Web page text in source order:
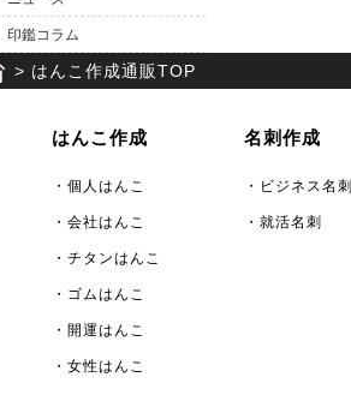
印鑑コラム
> はんこ作成通販TOP
はんこ作成
・個人はんこ
・会社はんこ
・チタンはんこ
・ゴムはんこ
・開運はんこ
・女性はんこ
名刺作成
・ビジネス名刺
・就活名刺